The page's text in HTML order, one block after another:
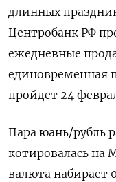
длинных
Центробанк РФ
ежедневные
единовременная
пройдет 24
Пара юань/рубль
котировалась на
валюта набирает